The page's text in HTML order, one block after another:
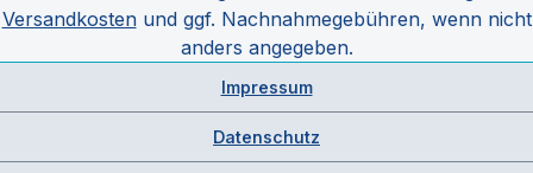
Versandkostenund ggf. Nachnahmegebühren, wenn nicht
anders angegeben.
Impressum
Datenschutz